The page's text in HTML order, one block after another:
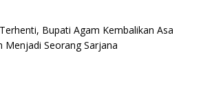
Bupati Agam Kembalikan Asa
Menjadi Seorang Sarjana